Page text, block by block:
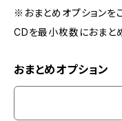
※おまとめオプションを
CDを最小枚数におまと
おまとめオプション